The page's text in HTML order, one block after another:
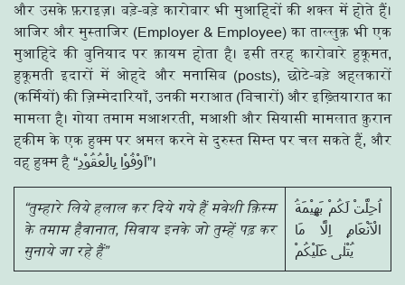
और उसके फ़राइज़। बड़े-बड़े कारोबार भी मुआहिदों की शक्ल में होते हैं।
आजिर और मुस्ताजिर (Employer & Employee) का ताल्लुक़ भी एक
मुआहिदे की बुनियाद पर क़ायम होता है। इसी तरह कारोबारे हुकूमत,
हुकूमती इदारों में ओहदे और मनासिब (posts), छोटे-बड़े अहलकारों
(कर्मियों) की ज़िम्मेदारियाँ, उनकी मराआत (विचारों) और इख़्तियारात का
मामला है। गोया तमाम मआशरती, मआशी और सियासी मामलात क़ुरान
हकीम के एक हुक्म पर अमल करने से दुरुस्त सिम्त पर चल सकते हैं, और
वह हुक्म है “اَوْفُوْا بِالْعُقُوْدِ”।
“तुम्हारे लिये हलाल कर दिये गये हैं मवेशी क़िस्म
के तमाम हैवानात, सिवाय इनके जो तुम्हें पढ़ कर
सुनाये जा रहे हैं”
اُحِلَّتْ لَكُمْ بَهِيْمَةُ
الْاَنْعَامِ اِلَّا مَا
يُتْلٰى عَلَيْكُمْ